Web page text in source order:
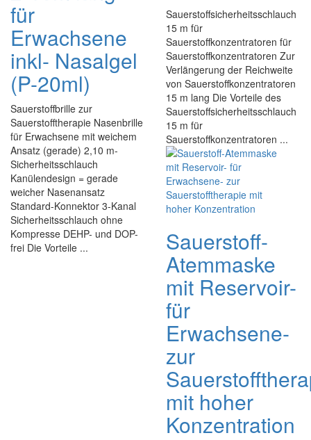
für
Erwachsene
inkl- Nasalgel
(P-20ml)
Sauerstoffbrille zur
Sauerstofftherapie Nasenbrille
für Erwachsene mit weichem
Ansatz (gerade) 2,10 m-
Sicherheitsschlauch
Kanülendesign = gerade
weicher Nasenansatz
Standard-Konnektor 3-Kanal
Sicherheitsschlauch ohne
Kompresse DEHP- und DOP-
frei Die Vorteile ...
Sauerstoffsicherheitsschlauch
15 m für
Sauerstoffkonzentratoren für
Sauerstoffkonzentratoren Zur
Verlängerung der Reichweite
von Sauerstoffkonzentratoren
15 m lang Die Vorteile des
Sauerstoffsicherheitsschlauch
15 m für
Sauerstoffkonzentratoren ...
Sauerstoff-
Atemmaske
mit Reservoir-
für
Erwachsene-
zur
mit hoher
Konzentration